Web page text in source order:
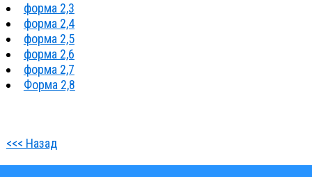
форма 2,3
форма 2,4
форма 2,5
форма 2,6
форма 2,7
Форма 2,8
<<< Назад